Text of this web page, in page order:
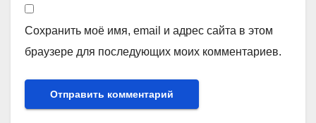
Сохранить моё имя, email и адрес сайта в этом
браузере для последующих моих комментариев.